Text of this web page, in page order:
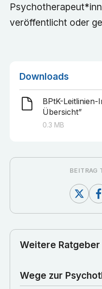
veröffentlicht oder
Downloads
BPtK-
Übersicht”
0.3 MB
BEITRAG
Weitere Ratgeber
Wege zur